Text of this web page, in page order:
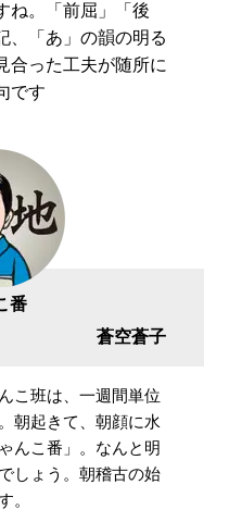
ね。「前屈」「後
、「あ」の韻の明る
合った工夫が随所に
です
番
蒼空蒼子
こ班は、一週間単位
朝起きて、朝顔に水
んこ番」。なんと明
しょう。朝稽古の始
。